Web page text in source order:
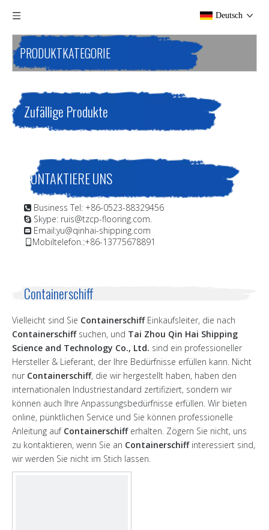
Deutsch
PRODUKTKATEGORIE
Zufällige Produkte
KONTAKTIERE UNS
 Business Tel: +86-0523-88329456
 Skype: ruis@tzcp-flooring.com.
 Email:yu@qinhai-shipping.com
Mobiltelefon.:+86-13775678891
Containerschiff
Vielleicht sind Sie ContainerschiffEinkaufsleiter, die nach
Containerschiffsuchen, und Tai Zhou Qin Hai Shipping
Science and Technology Co., Ltd. sind ein professioneller
Hersteller & Lieferant, der Ihre Bedürfnisse erfüllen kann. Nicht
nur Containerschiff, die wir hergestellt haben, haben den
internationalen Industriestandard zertifiziert, sondern wir
können auch Ihre Anpassungsbedürfnisse erfüllen. Wir bieten
online, pünktlichen Service und Sie können professionelle
Anleitung auf Containerschifferhalten. Zögern Sie nicht, uns
zu kontaktieren, wenn Sie an Containerschiffinteressiert sind,
wir werden Sie nicht im Stich lassen.